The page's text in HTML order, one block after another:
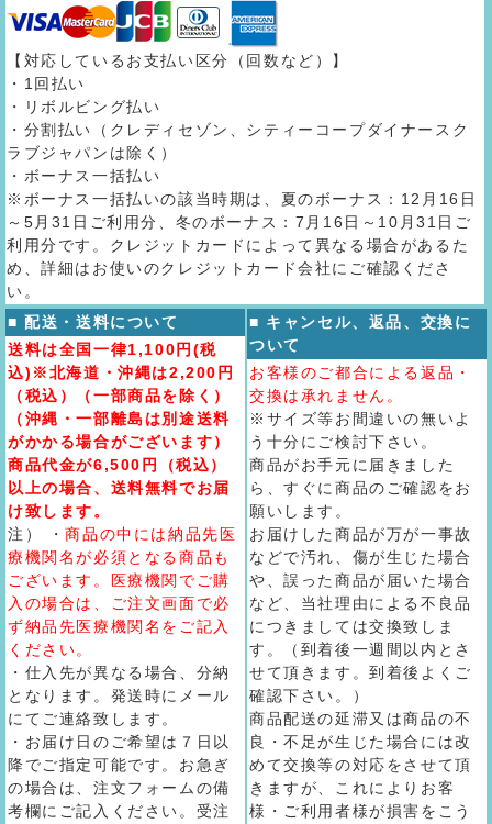
【対応しているお支払い区分（回数など）】
・1回払い
・リボルビング払い
・分割払い（クレディセゾン、シティーコープダイナースク
ラブジャパンは除く）
・ボーナス一括払い
※ボーナス一括払いの該当時期は、夏のボーナス：12月16日
～5月31日ご利用分、冬のボーナス：7月16日～10月31日ご
利用分です。クレジットカードによって異なる場合があるた
め、詳細はお使いのクレジットカード会社にご確認くださ
い。
■ 配送・送料について
送料は全国一律1,100円(税
込)※北海道・沖縄は2,200円
（税込）（一部商品を除く）
（沖縄・一部離島は別途送料
がかかる場合がございます）
商品代金が6,500円（税込）
以上の場合、送料無料でお届
け致します。
注） ・商品の中には納品先医
療機関名が必須となる商品も
ございます。医療機関でご購
入の場合は、ご注文画面で必
ず納品先医療機関名をご記入
ください。
・仕入先が異なる場合、分納
となります。発送時にメール
にてご連絡致します。
・お届け日のご希望は７日以
降でご指定可能です。お急ぎ
の場合は、注文フォームの備
考欄にご記入ください。受注
■ キャンセル、返品、交換に
ついて
お客様のご都合による返品・
交換は承れません。
※サイズ等お間違いの無いよ
う十分にご検討下さい。
商品がお手元に届きました
ら、すぐに商品のご確認をお
願いします。
お届けした商品が万が一事故
などで汚れ、傷が生じた場合
や、誤った商品が届いた場合
など、当社理由による不良品
につきましては交換致しま
す。（到着後一週間以内とさ
せて頂きます。到着後よくご
確認下さい。）
商品配送の延滞又は商品の不
良・不足が生じた場合には改
めて交換等の対応をさせて頂
きますが、これによりお客
様・ご利用者様が損害をこう